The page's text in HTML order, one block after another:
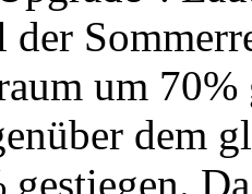
um
dem
gestiegen.